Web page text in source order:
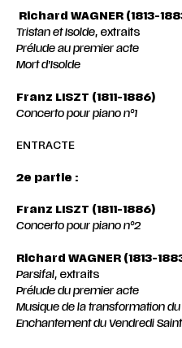
Richard WAGNER (1813-
Tristan et Isolde, extraits
Prélude au premier acte
Mort d’Isolde
Franz LISZT (1811-1886)
Concerto pour piano n°1
ENTRACTE
2e partie :
Franz LISZT (1811-1886)
Concerto pour piano n°2
Richard WAGNER (1813-
Parsifal, extraits
Prélude du premier acte
Musique de la transformation
Enchantement du Vendredi Saint